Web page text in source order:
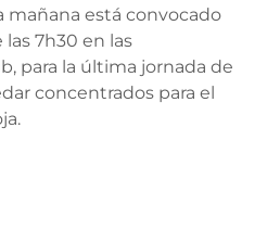
mañana está convocado
7h30 en las
para la última jornada de
concentrados para el